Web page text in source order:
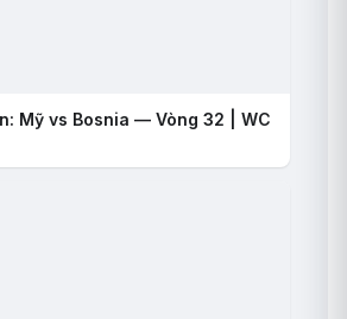
Mỹ vs Bosnia — Vòng 32 | WC